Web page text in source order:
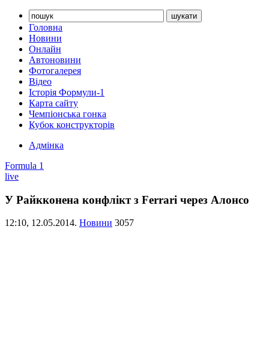
Головна
Новини
Онлайн
Автоновини
Фотогалерея
Відео
Історія Формули-1
Карта сайту
Чемпіонська гонка
Кубок конструкторів
Адмінка
Formula 1
live
У Райкконена конфлікт з Ferrari через Алонсо
12:10, 12.05.2014. Новини 3057